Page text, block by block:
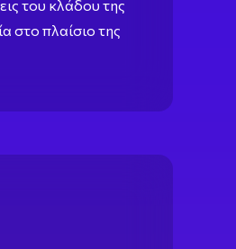
του κλάδου της
στο πλαίσιο της